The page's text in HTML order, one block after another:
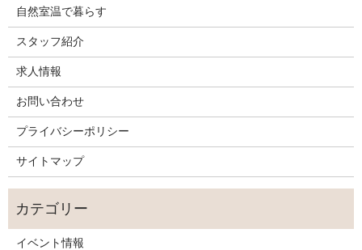
自然室温で暮らす
スタッフ紹介
求人情報
お問い合わせ
プライバシーポリシー
サイトマップ
イベント情報